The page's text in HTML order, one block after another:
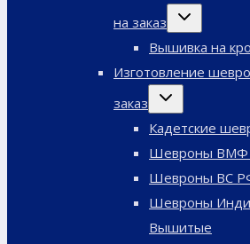
на заказ
Переключить
Вышивка на
Изготовление
заказ
Переключить
Кадетские
Шевроны
Шевроны ВС
Шевроны
Вышитые